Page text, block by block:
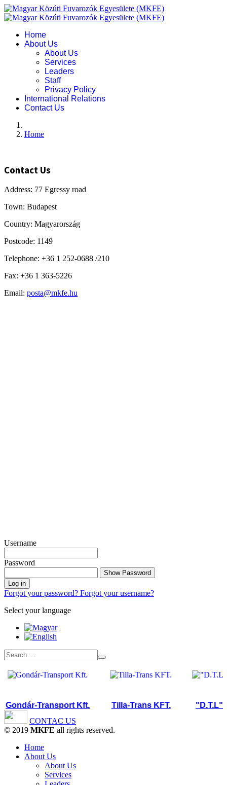
Home
About Us
About Us
Services
Leaders
Staff
Privacy Policy
International Relations
Contact Us
Home
Contact Us
Address: 77 Egressy road
Town: Budapest
Country: Magyarország
Postcode: 1149
Telephone: +36 1 252-0688 /210
Fax: +36 1 363-5226
Email: posta@mkfe.hu
Username
Password
Show Password
Log in
Forgot your password? Forgot your username?
Select your language
Gondár-Transport Kft. Tilla-Trans KFT.
"D.T.L"
CONTAC US
© 2019 MKFE all rights reserved.
Home
About Us
About Us
Services